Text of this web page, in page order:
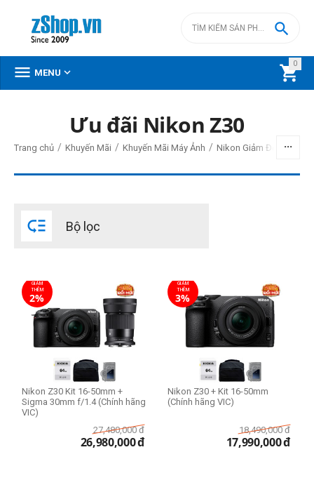
0


 MENU 
Bán chuyên
Ưu đãi Nikon Z30
Trang chủ / Khuyến Mãi / Khuyến Mãi Máy Ảnh / Nikon Giảm Đến
 Bộ lọc
GIẢM
THÊM
2%
Nikon Z30 Kit 16-50mm +
Sigma 30mm f/1.4 (Chính hãng
VIC)
27,480,000 đ
26,980,000đ
GIẢM
THÊM
3%
Nikon Z30 + Kit 16-50mm
(Chính hãng VIC)
18,490,000 đ
17,990,000đ